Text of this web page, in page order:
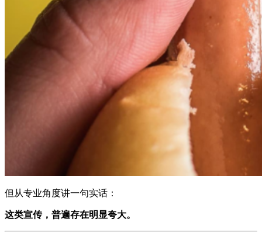
但从专业角度讲一句实话：
这类宣传，普遍存在明显夸大。